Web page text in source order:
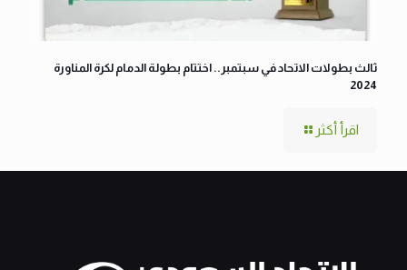
ثالث بطولات الاتحاد في سبتمبر.. اختتام بطولة الدمام لكرة المناورة
2024
اقرأ أكثر